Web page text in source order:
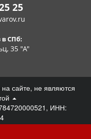
25
в СПб:
35 "А"
сайте, не являются
ИНН: